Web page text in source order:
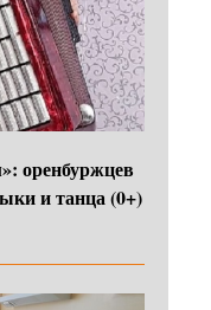
оренбуржцев
и танца (0+)